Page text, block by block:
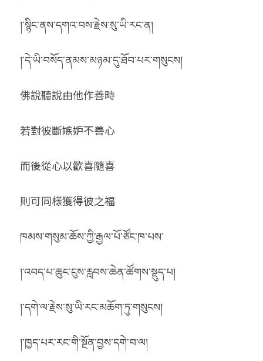
།་སྙིང་ནས་དགའ་བས་རྗེས་སུ་ཡི་རང་ན།
།་དེ་ཡི་བསོད་ནམས་མཉམ་དུ་ཐོབ་པར་གསུངས།
佛說聽說由他作善時
若對彼斷嫉妒不善心
而後從心以歡喜隨喜
則可同樣獲得彼之福
ཁམས་གསུམ་ཆོས་ཀྱི་རྒྱལ་པོ་ཙོང་ཁ་པས་
།་འབད་པ་ཆུང་ངུས་རླབས་ཆེན་ཚོགས་སྡུད་པ།
།་དགེ་ལ་རྗེས་སུ་ཡི་རང་མཆོག་ཏུ་གསུངས།
།་ཁྱད་པར་རང་གི་སྔོན་བྱས་དགེ་བ་ལ།